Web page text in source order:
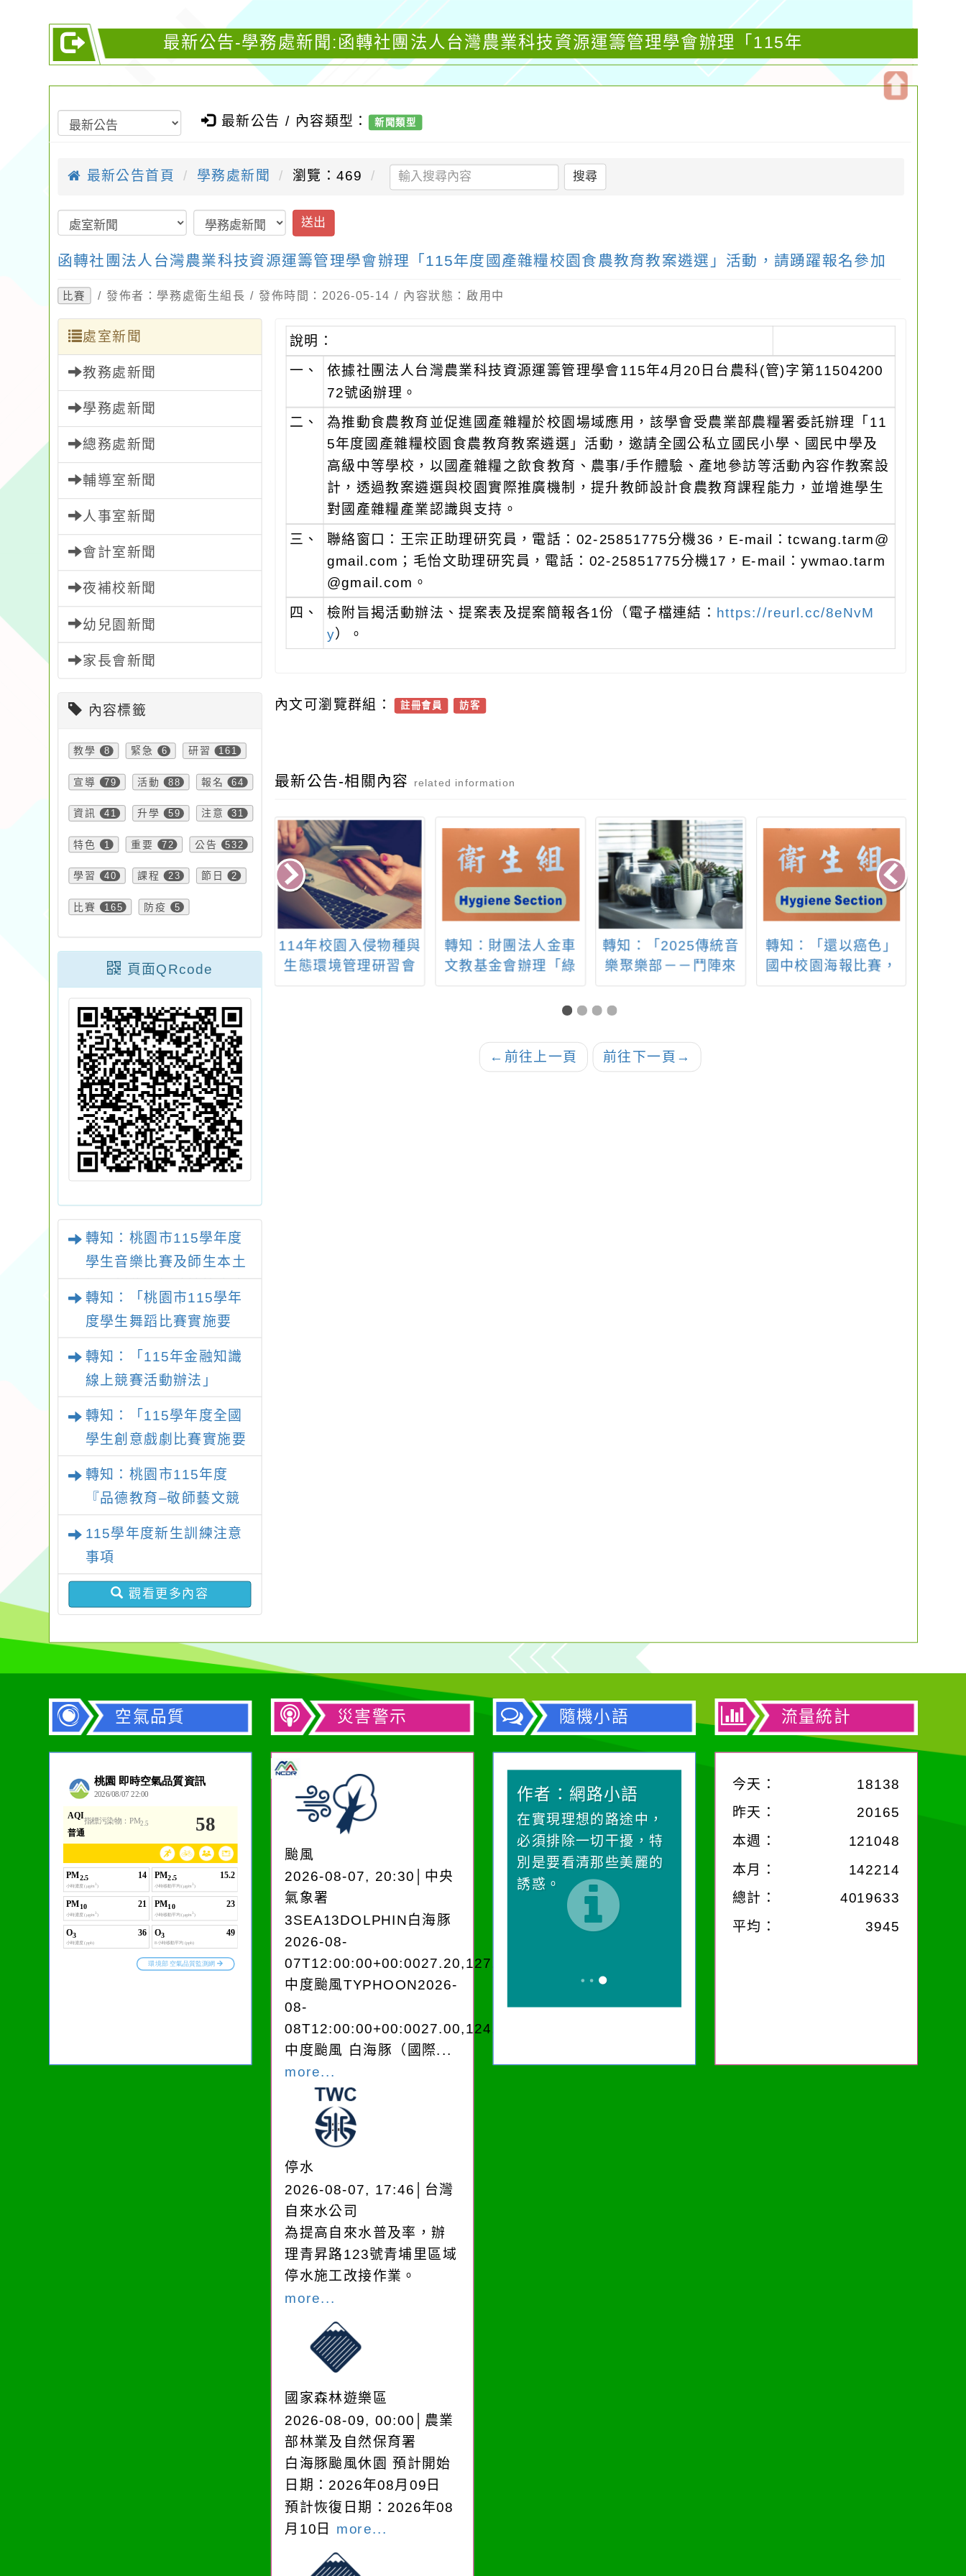
最新公告-學務處新聞:函轉社團法人台灣農業科技資源運籌管理學會辦理「115年
最新公告 / 內容類型： 新聞類型
最新公告首頁 學務處新聞 瀏覽：469 搜尋
送出
函轉社團法人台灣農業科技資源運籌管理學會辦理「115年度國產雜糧校園食農教育教案遴選」活動，請踴躍報名參加
比賽 / 發佈者：學務處衛生組長 / 發佈時間：2026-05-14 / 內容狀態：啟用中
處室新聞
教務處新聞
學務處新聞
總務處新聞
輔導室新聞
人事室新聞
會計室新聞
夜補校新聞
幼兒園新聞
家長會新聞
內容標籤
教學 8 緊急 6 研習 161
宣導 79 活動 88 報名 64
資訊 41 升學 59 注意 31
特色 1 重要 72 公告 532
學習 40 課程 23 節日 2
比賽 165 防疫 5
頁面QRcode
轉知：桃園市115學年度
學生音樂比賽及師生本土
轉知：「桃園市115學年
度學生舞蹈比賽實施要
轉知：「115年金融知識
線上競賽活動辦法」
轉知：「115學年度全國
學生創意戲劇比賽實施要
轉知：桃園市115年度
『品德教育–敬師藝文競
115學年度新生訓練注意
事項
觀看更多內容
說明：
一、 依據社團法人台灣農業科技資源運籌管理學會115年4月20日台農科(管)字第11504200
72號函辦理。
二、
為推動食農教育並促進國產雜糧於校園場域應用，該學會受農業部農糧署委託辦理「11
5年度國產雜糧校園食農教育教案遴選」活動，邀請全國公私立國民小學、國民中學及
高級中等學校，以國產雜糧之飲食教育、農事/手作體驗、產地參訪等活動內容作教案設
計，透過教案遴選與校園實際推廣機制，提升教師設計食農教育課程能力，並增進學生
對國產雜糧產業認識與支持。
三、
聯絡窗口：王宗正助理研究員，電話：02-25851775分機36，E-mail：tcwang.tarm@
gmail.com；毛怡文助理研究員，電話：02-25851775分機17，E-mail：ywmao.tarm
@gmail.com。
四、
檢附旨揭活動辦法、提案表及提案簡報各1份（電子檔連結： https://reurl.cc/8eNvM
y）。
內文可瀏覽群組： 註冊會員 訪客
最新公告-相關內容 related information
松桃園跑者獨
」，請踴躍報
育獎遴選分組實施計
畫」
114年校園入侵物種與
生態環境管理研習會
轉知：財團法人金車
文教基金會辦理「綠
轉知：「2025傳統音
樂聚樂部－－鬥陣來
轉知：「還以癌色」
國中校園海報比賽，
← 前往上一頁 前往下一頁 →
空氣品質 災害警示
颱風
2026-08-07, 20:30│中央
氣象署
3SEA13DOLPHIN白海豚
2026-08-
07T12:00:00+00:0027.20,127.204050950280
中度颱風TYPHOON2026-
08-
08T12:00:00+00:0027.00,124.604050950280
中度颱風 白海豚（國際...
more...
停水
2026-08-07, 17:46│台灣
自來水公司
為提高自來水普及率，辦
理青昇路123號青埔里區域
停水施工改接作業。
more...
國家森林遊樂區
2026-08-09, 00:00│農業
部林業及自然保育署
白海豚颱風休園 預計開始
日期：2026年08月09日
預計恢復日期：2026年08
月10日 more...
隨機小語
生活是一面鏡子。你對
它笑，它就對你笑；你
對它哭，它也對你哭。
作者：網路小語
一杯清水因滴入一滴污
在而變清澈。
作者：網路小語
在實現理想的路途中，
必須排除一切干擾，特
別是要看清那些美麗的
誘惑。
流量統計
今天：
18138
昨天：
20165
本週： 121048
本月：
142214
總計：
4019633
平均：
3945